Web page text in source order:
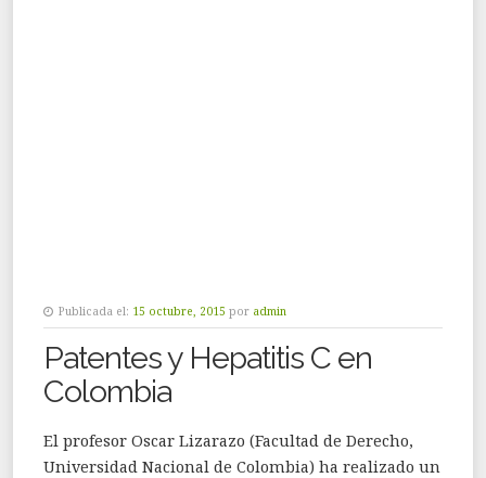
Publicada el: 15 octubre, 2015 por admin
Patentes y Hepatitis C en
Colombia
El profesor Oscar Lizarazo (Facultad de Derecho,
Universidad Nacional de Colombia) ha realizado un